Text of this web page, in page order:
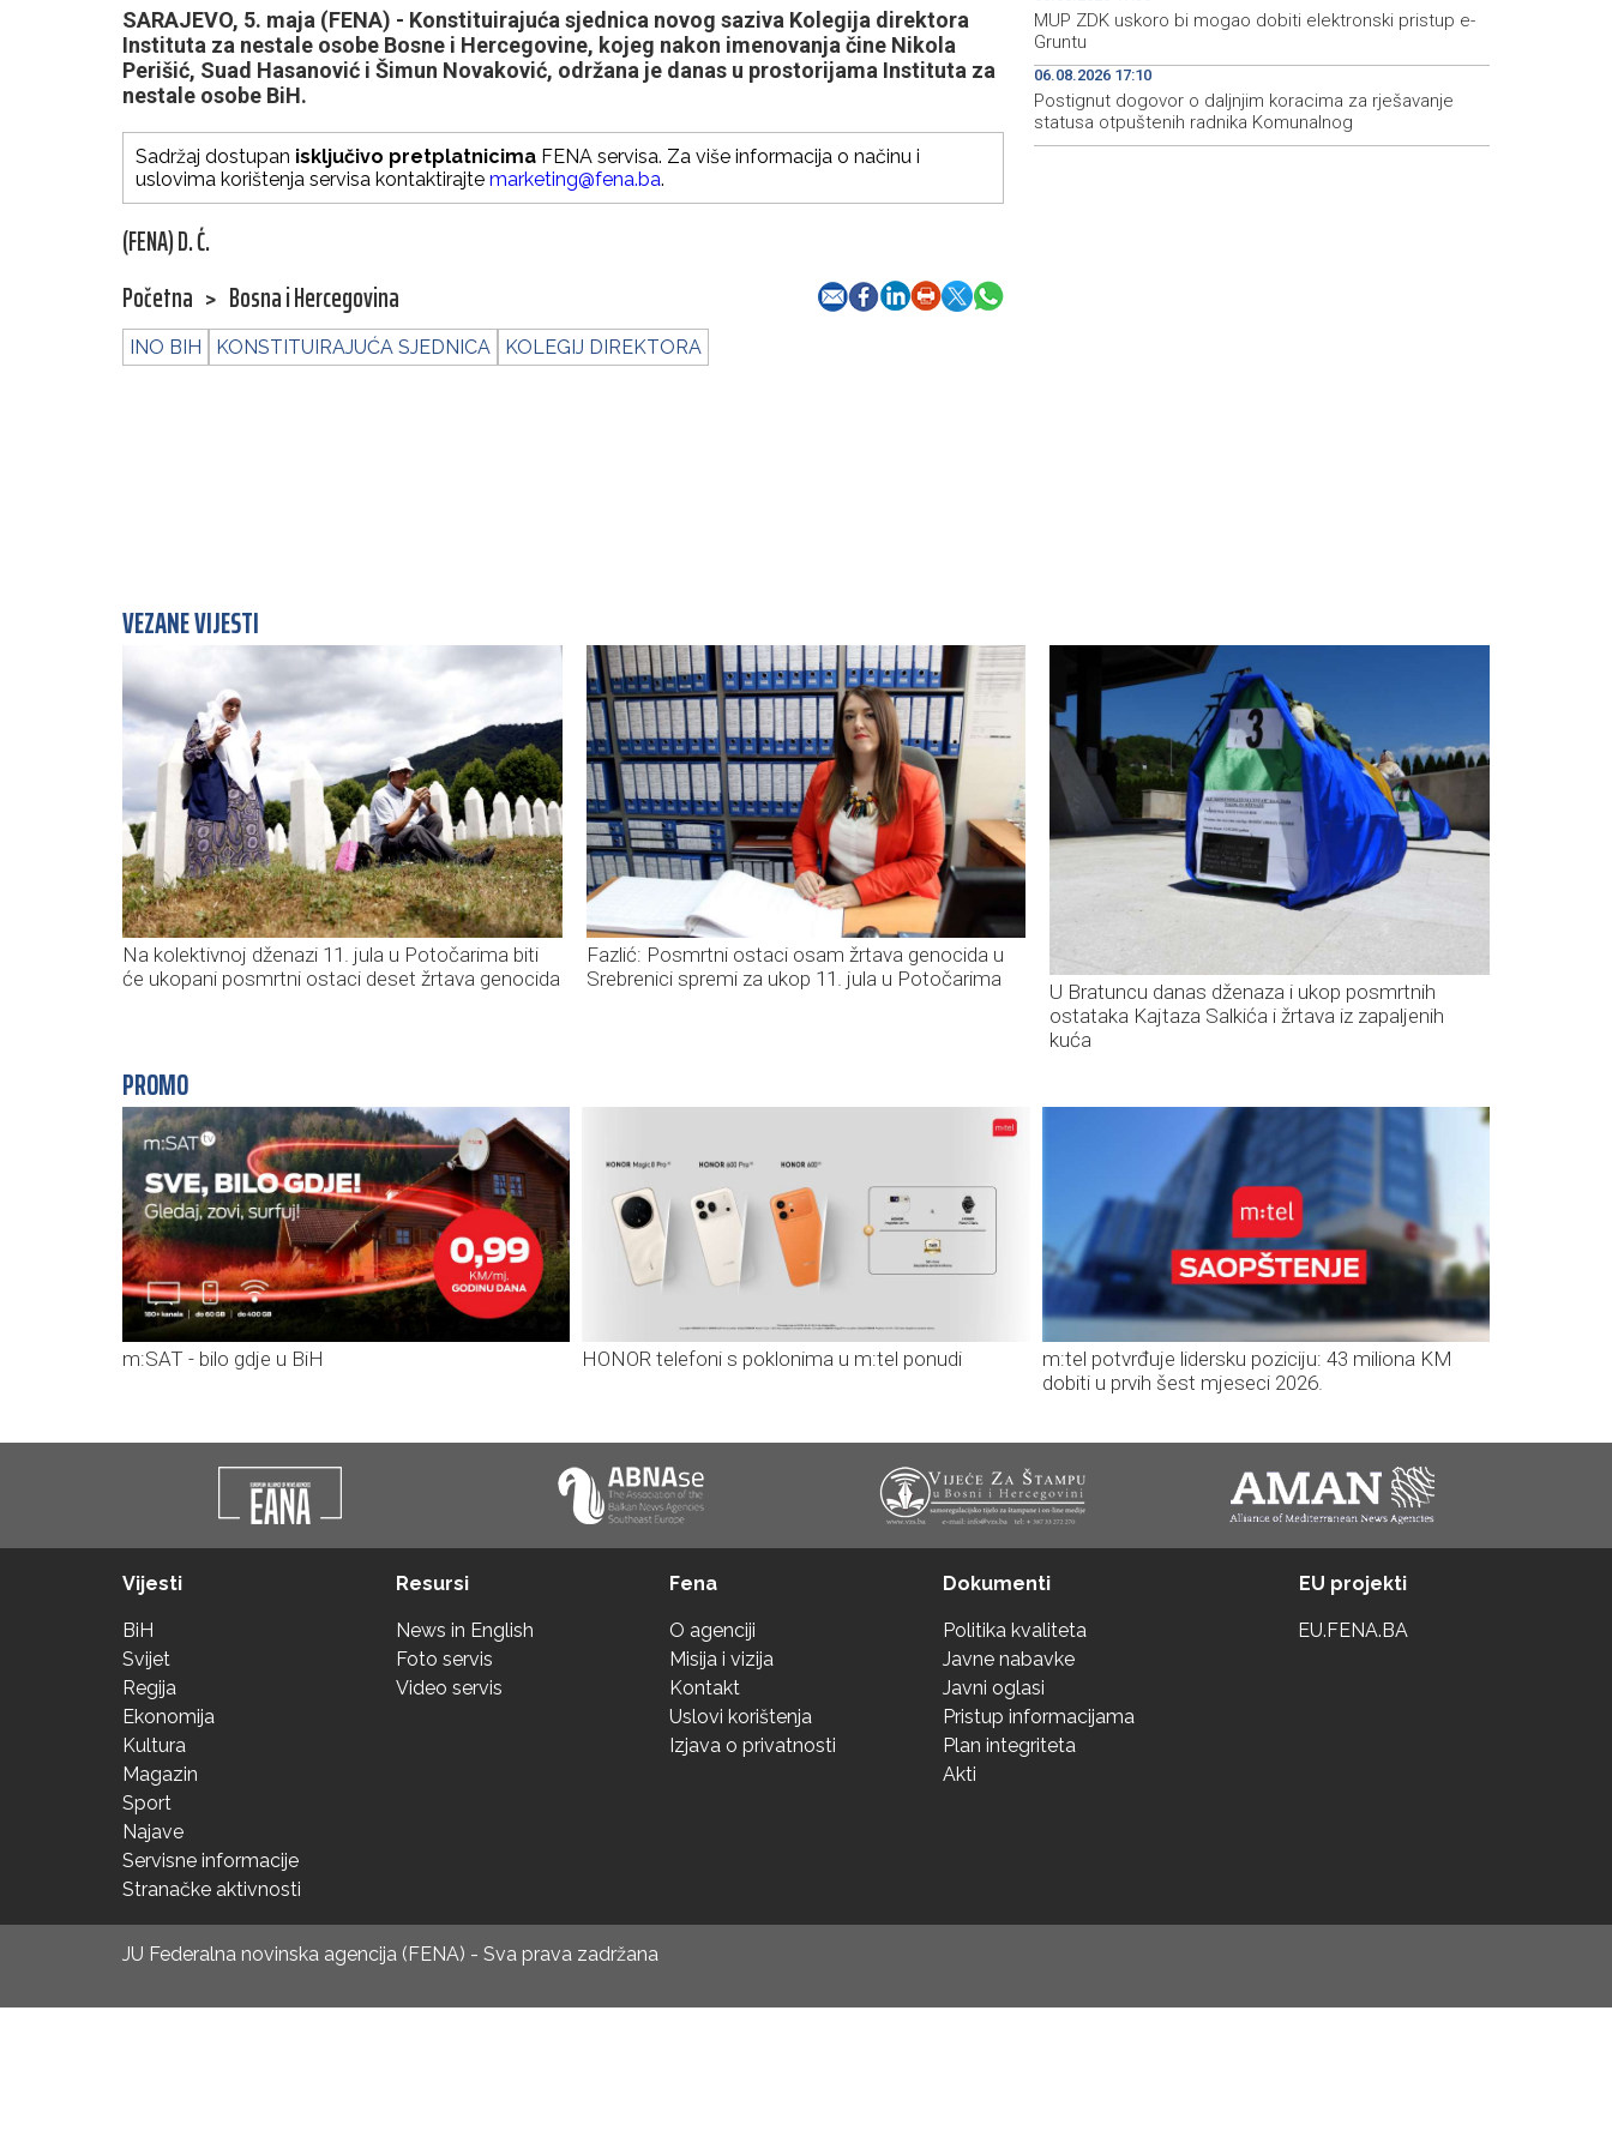
SARAJEVO, 5. maja (FENA) - Konstituirajuća sjednica novog saziva Kolegija direktora
Instituta za nestale osobe Bosne i Hercegovine, kojeg nakon imenovanja čine Nikola
Perišić, Suad Hasanović i Šimun Novaković, održana je danas u prostorijama Instituta za
nestale osobe BiH.
Sadržaj dostupan isključivo pretplatnicima FENA servisa. Za više informacija o načinu i
uslovima korištenja servisa kontaktirajte marketing@fena.ba.
(FENA) D. Ć.
Početna > Bosna i Hercegovina
INO BIH KONSTITUIRAJUĆA SJEDNICA KOLEGIJ DIREKTORA
MUP ZDK uskoro bi mogao dobiti elektronski pristup e-
Gruntu
06.08.2026 17:10
Postignut dogovor o daljnjim koracima za rješavanje
statusa otpuštenih radnika Komunalnog
VEZANE VIJESTI
Na kolektivnoj dženazi 11. jula u Potočarima biti
će ukopani posmrtni ostaci deset žrtava genocida
Fazlić: Posmrtni ostaci osam žrtava genocida u
Srebrenici spremi za ukop 11. jula u Potočarima
U Bratuncu danas dženaza i ukop posmrtnih
ostataka Kajtaza Salkića i žrtava iz zapaljenih
kuća
PROMO
m:SAT - bilo gdje u BiH HONOR telefoni s poklonima u m:tel ponudi
m:tel potvrđuje lidersku poziciju: 43 miliona KM
dobiti u prvih šest mjeseci 2026.
Vijesti
BiH
Svijet
Regija
Ekonomija
Kultura
Magazin
Sport
Najave
Servisne informacije
Stranačke aktivnosti
Resursi
News in English
Foto servis
Video servis
Fena
O agenciji
Misija i vizija
Kontakt
Uslovi korištenja
Izjava o privatnosti
Dokumenti
Politika kvaliteta
Javne nabavke
Javni oglasi
Pristup informacijama
Plan integriteta
Akti
EU projekti
EU.FENA.BA
JU Federalna novinska agencija (FENA) - Sva prava zadržana